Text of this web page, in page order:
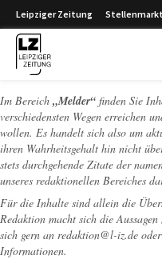
Leipziger Zeitung Stellenmarkt
Im Bereich „Melder“ finden Sie
verschiedensten Wegen erreichen
wollen. Es handelt sich also um
ihren Wahrheitsgehalt hin nicht
stets durchgehende Zitate der
unseres redaktionellen Bereiches
Für die Inhalte sind allein die
Redaktion macht sich die
sich gern an redaktion@l-iz.de
Informationen.